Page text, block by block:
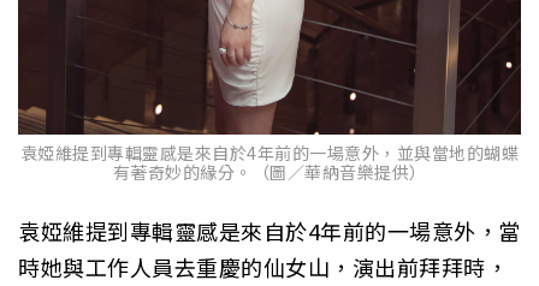
袁婭維提到專輯靈感是來自於4年前的一場意外，並與當地的蝴蝶
有著奇妙的緣分。（圖／華納音樂提供）
袁婭維提到專輯靈感是來自於4年前的一場意外，當
時她與工作人員去重慶的仙女山，演出前拜拜時，